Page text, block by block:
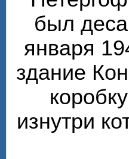
был
января
здание
изнутри